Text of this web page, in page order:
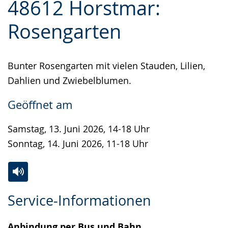
48612 Horstmar:
Rosengarten
Bunter Rosengarten mit vielen Stauden, Lilien,
Dahlien und Zwiebelblumen.
Geöffnet am
Samstag, 13. Juni 2026, 14-18 Uhr
Sonntag, 14. Juni 2026, 11-18 Uhr
Leichten
Sprache
wechseln.
Audio-
Unterstützung.
Video
in
Deutscher
wird
angezeigt.
Service-Informationen
Leichten
Audio-
Video